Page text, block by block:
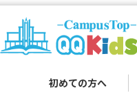
初めての方へ